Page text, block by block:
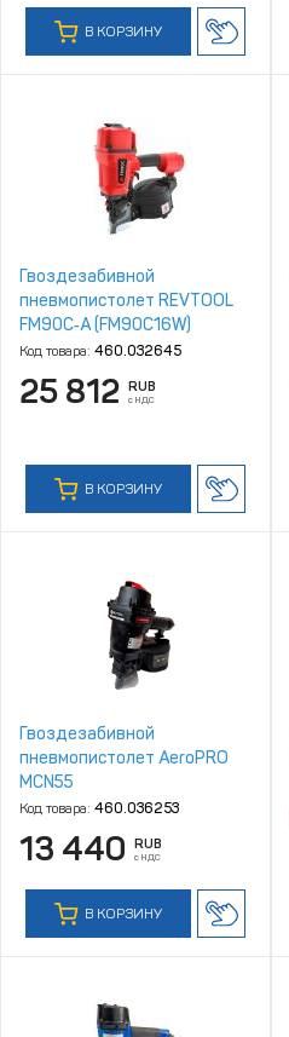
В КОРЗИНУ
Гвоздезабивной
пневмопистолет REVTOOL
FM90C‑A (FM90C16W)
Код товара: 460.032645
25 812 RUB
с НДС
В КОРЗИНУ
Гвоздезабивной
пневмопистолет AeroPRO
MCN55
Код товара: 460.036253
13 440 RUB
с НДС
В КОРЗИНУ